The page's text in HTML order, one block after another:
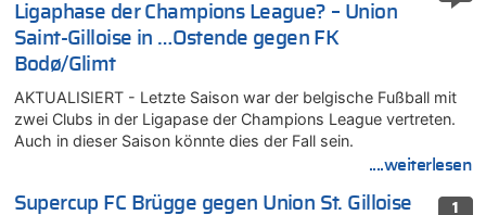
Ligaphase der Champions League? – Union
Saint-Gilloise in …Ostende gegen FK
Bodø/Glimt
AKTUALISIERT - Letzte Saison war der belgische Fußball mit
zwei Clubs in der Ligapase der Champions League vertreten.
Auch in dieser Saison könnte dies der Fall sein.
....weiterlesen
1
Supercup FC Brügge gegen Union St. Gilloise